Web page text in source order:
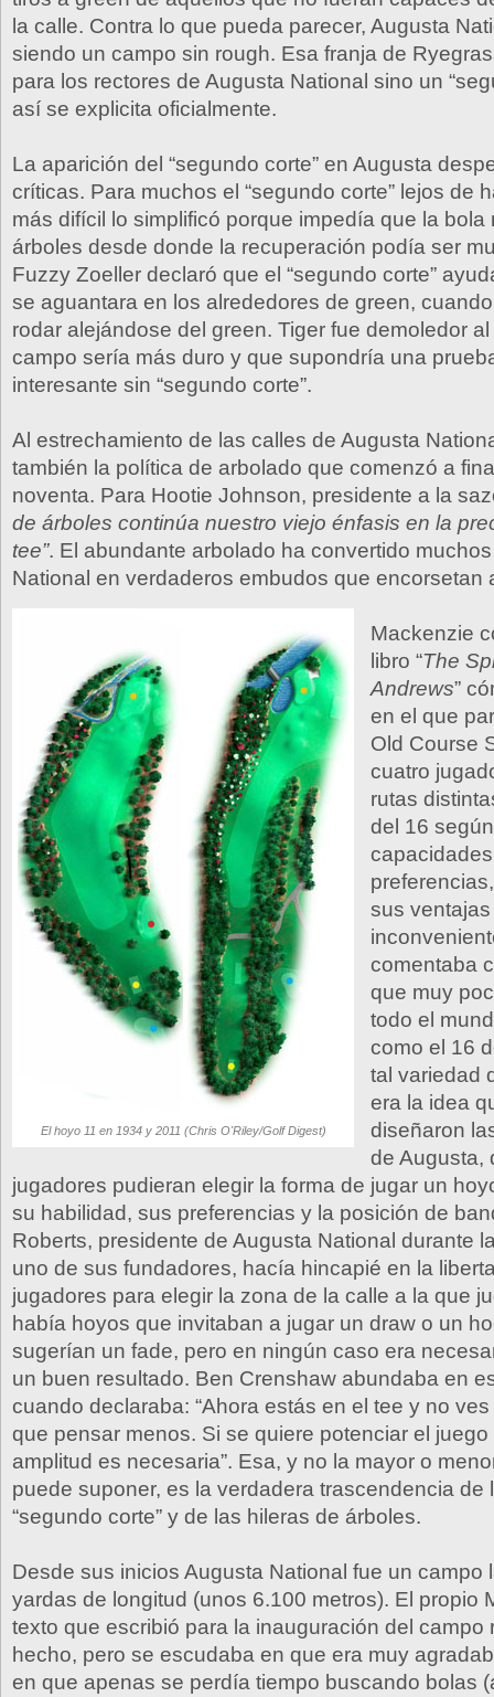
la calle. Contra lo que pueda parecer, Augusta
siendo un campo sin rough. Esa franja de
para los rectores de Augusta National sino un
así se explicita oficialmente.
La aparición del “segundo corte” en Augusta
críticas. Para muchos el “segundo corte” lejos de
más difícil lo simplificó porque impedía que la bola
árboles desde donde la recuperación podía ser
Fuzzy Zoeller declaró que el “segundo corte”
se aguantara en los alrededores de green,
rodar alejándose del green. Tiger fue demoledor
campo sería más duro y que supondría una
interesante sin “segundo corte”.
Al estrechamiento de las calles de Augusta
también la política de arbolado que comenzó a
noventa. Para Hootie Johnson, presidente a la
de árboles continúa nuestro viejo énfasis en la
tee”. El abundante arbolado ha convertido
National en verdaderos embudos que encorsetan
El hoyo 11 en 1934 y 2011 (Chris O'Riley/Golf Digest)
Mackenzie
libro “The
Andrews”
en el que
Old Course
cuatro
rutas
del 16
sus
comentaba
que muy
todo el
como el 16
tal variedad
era la idea
diseñaron
de Augusta,
jugadores pudieran elegir la forma de jugar un
su habilidad, sus preferencias y la posición de
Roberts, presidente de Augusta National durante
uno de sus fundadores, hacía hincapié en la
jugadores para elegir la zona de la calle a la que
había hoyos que invitaban a jugar un draw o un
sugerían un fade, pero en ningún caso era
un buen resultado. Ben Crenshaw abundaba en
cuando declaraba: “Ahora estás en el tee y no
que pensar menos. Si se quiere potenciar el
amplitud es necesaria”. Esa, y no la mayor o
puede suponer, es la verdadera trascendencia de
“segundo corte” y de las hileras de árboles.
Desde sus inicios Augusta National fue un campo
yardas de longitud (unos 6.100 metros). El propio
texto que escribió para la inauguración del campo
hecho, pero se escudaba en que era muy
en que apenas se perdía tiempo buscando bolas